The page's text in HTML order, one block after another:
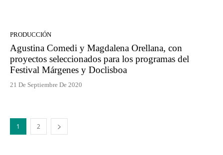
PRODUCCIÓN
Agustina Comedi y Magdalena Orellana, con
proyectos seleccionados para los programas del
Festival Márgenes y Doclisboa
21 De Septiembre De 2020
1 2